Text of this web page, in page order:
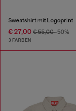
Sweatshirt mit Logoprint
€ 27,00 € 55,00-50%
3 FARBEN